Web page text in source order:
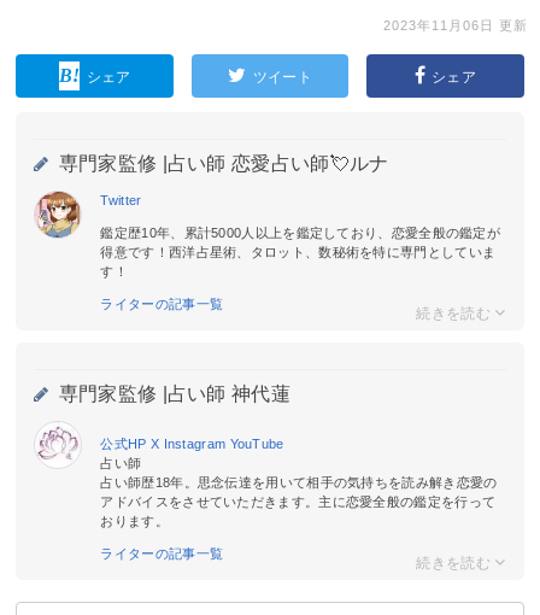
2023年11月06日 更新
シェア ツイート シェア
専門家監修 | 占い師 恋愛占い師💘ルナ
Twitter
鑑定歴10年、累計5000人以上を鑑定しており、恋愛全般の鑑定が
得意です！西洋占星術、タロット、数秘術を特に専門としていま
す！
ライターの記事一覧
専門家監修 | 占い師 神代蓮
公式HP X Instagram YouTube
占い師
占い師歴18年。思念伝達を用いて相手の気持ちを読み解き恋愛の
アドバイスをさせていただきます。主に恋愛全般の鑑定を行って
おります。
ライターの記事一覧